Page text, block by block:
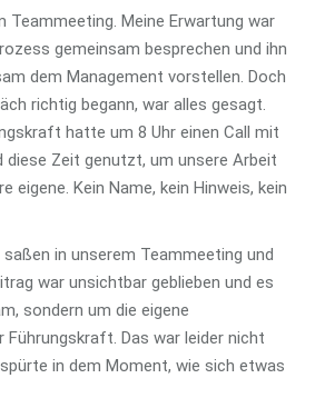
Teammeeting. Meine Erwartung war
gemeinsam besprechen und ihn
dem Management vorstellen. Doch
richtig begann, war alles gesagt.
hatte um 8 Uhr einen Call mit
diese Zeit genutzt, um unsere Arbeit
eigene. Kein Name, kein Hinweis, kein
saßen in unserem Teammeeting und
war unsichtbar geblieben und es
sondern um die eigene
Führungskraft. Das war leider nicht
in dem Moment, wie sich etwas